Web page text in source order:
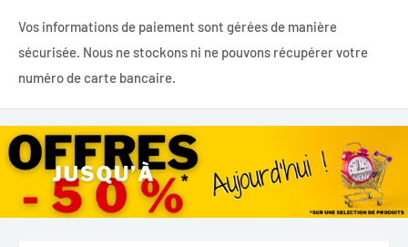
Vos informations de paiement sont gérées de manière
sécurisée. Nous ne stockons ni ne pouvons récupérer votre
numéro de carte bancaire.